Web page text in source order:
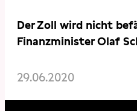
Der Zoll wird nicht
Finanzminister Olaf
29.06.2020